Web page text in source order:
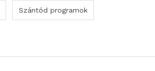
Szántód programok